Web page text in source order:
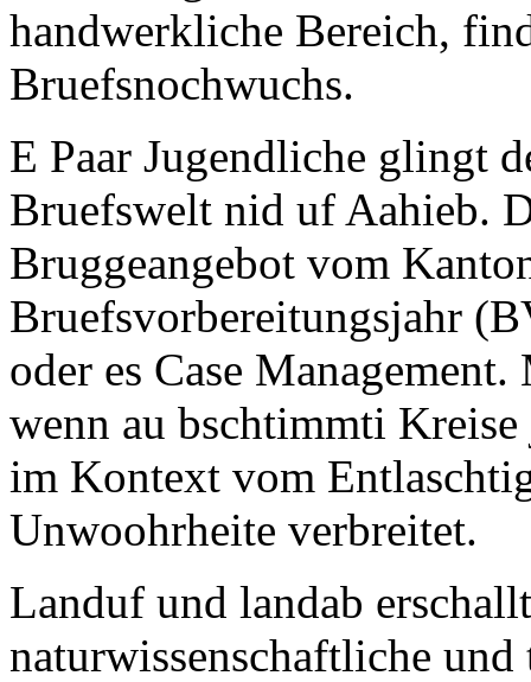
handwerkliche Bereich,
Bruefsnochwuchs.
E Paar Jugendliche glingt
Bruefswelt nid uf Aahieb.
Bruggeangebot vom
Bruefsvorbereitungsjahr
oder es Case
wenn au bschtimmti
im Kontext vom
Unwoohrheite verbreitet.
Landuf und landab
naturwissenschaftliche